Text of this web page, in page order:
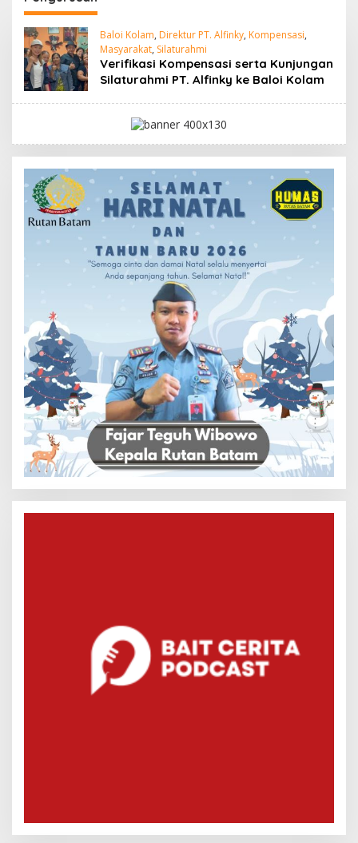
Baloi Kolam, Direktur PT. Alfinky, Kompensasi,
Masyarakat, Silaturahmi
Verifikasi Kompensasi serta Kunjungan
Silaturahmi PT. Alfinky ke Baloi Kolam